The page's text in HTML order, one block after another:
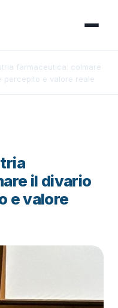
farmaceutica: colmare
percepito e valore reale
il divario
e valore